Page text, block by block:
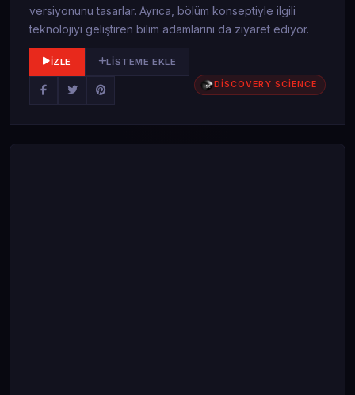
versiyonunu tasarlar. Ayrıca, bölüm konseptiyle ilgili
teknolojiyi geliştiren bilim adamlarını da ziyaret ediyor.
İZLE LISTEME EKLE
DİSCOVERY SCİENCE